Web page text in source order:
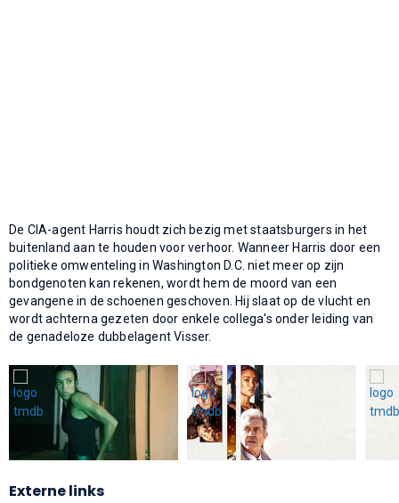
De CIA-agent Harris houdt zich bezig met staatsburgers in het
buitenland aan te houden voor verhoor. Wanneer Harris door een
politieke omwenteling in Washington D.C. niet meer op zijn
bondgenoten kan rekenen, wordt hem de moord van een
gevangene in de schoenen geschoven. Hij slaat op de vlucht en
wordt achterna gezeten door enkele collega's onder leiding van
de genadeloze dubbelagent Visser.
Externe links